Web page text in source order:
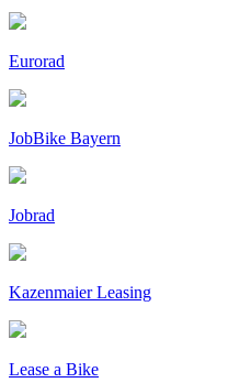
Eurorad
JobBike Bayern
Jobrad
Kazenmaier Leasing
Lease a Bike